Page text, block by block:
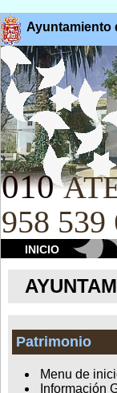
Ayuntamiento
010
958 539
INICIO
Patrimonio
Menu de
Información